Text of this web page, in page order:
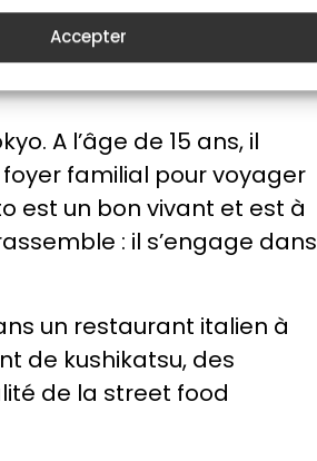
Accepter
A l’âge de 15 ans, il
familial pour voyager
est un bon vivant et est à
: il s’engage dans
un restaurant italien à
de kushikatsu, des
de la street food